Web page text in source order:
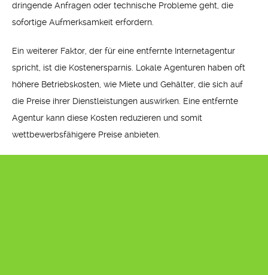
dringende Anfragen oder technische Probleme geht, die
sofortige Aufmerksamkeit erfordern.
Ein weiterer Faktor, der für eine entfernte Internetagentur
spricht, ist die Kostenersparnis. Lokale Agenturen haben oft
höhere Betriebskosten, wie Miete und Gehälter, die sich auf
die Preise ihrer Dienstleistungen auswirken. Eine entfernte
Agentur kann diese Kosten reduzieren und somit
wettbewerbsfähigere Preise anbieten.